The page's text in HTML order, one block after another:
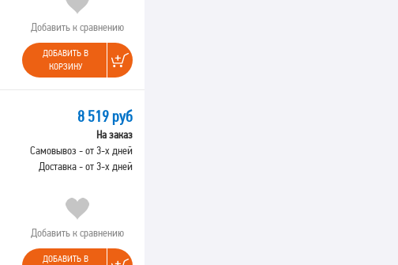
Добавить к сравнению
ДОБАВИТЬ В
КОРЗИНУ
8 519 руб
На заказ
Самовывоз - от 3-х дней
Доставка - от 3-х дней
Добавить к сравнению
ДОБАВИТЬ В